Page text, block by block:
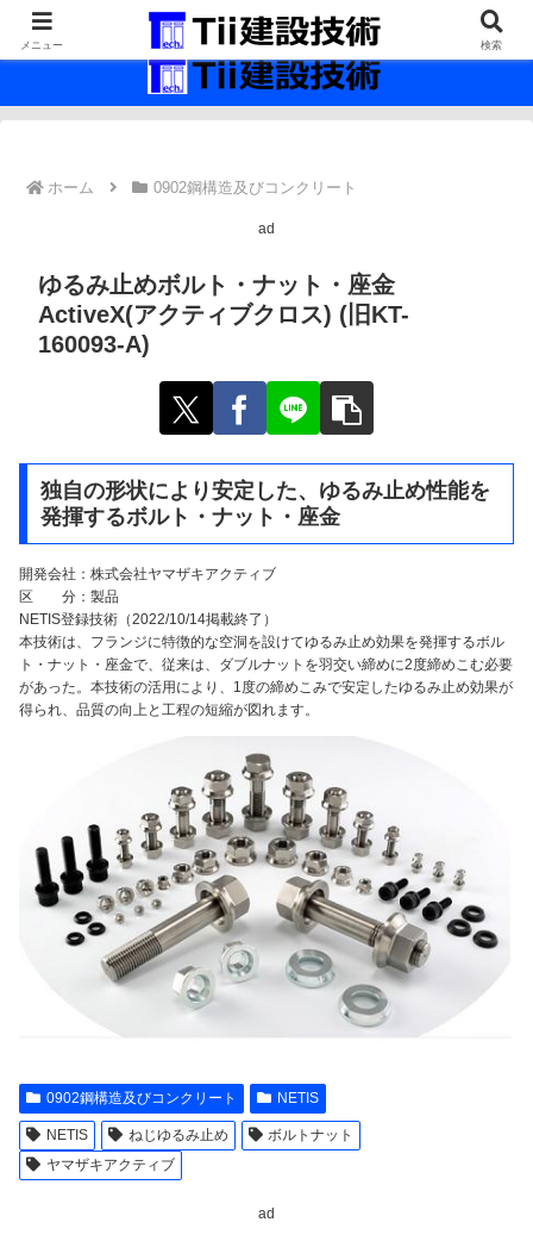
最新の建設技術の情報インフラ。
ホーム 0902鋼構造及びコンクリート
ad
ゆるみ止めボルト・ナット・座金
ActiveX(アクティブクロス) (旧KT-
160093-A)
独自の形状により安定した、ゆるみ止め性能を
発揮するボルト・ナット・座金
開発会社：株式会社ヤマザキアクティブ
区 分：製品
NETIS登録技術（2022/10/14掲載終了）
本技術は、フランジに特徴的な空洞を設けてゆるみ止め効果を発揮するボル
ト・ナット・座金で、従来は、ダブルナットを羽交い締めに2度締めこむ必要
があった。本技術の活用により、1度の締めこみで安定したゆるみ止め効果が
得られ、品質の向上と工程の短縮が図れます。
0902鋼構造及びコンクリート NETIS
NETIS ねじゆるみ止め
ボルトナット
ヤマザキアクティブ
ad
メニュー 検索